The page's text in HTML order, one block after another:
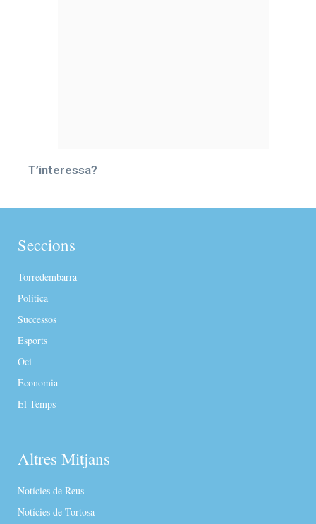
T’interessa?
Seccions
Torredembarra
Política
Successos
Esports
Oci
Economia
El Temps
Altres Mitjans
Notícies de Reus
Notícies de Tortosa